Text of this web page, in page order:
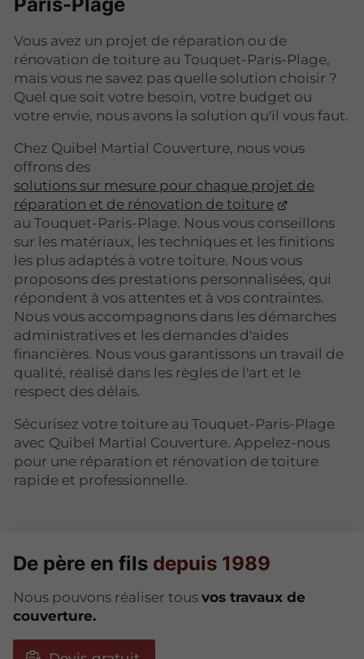
Vous avez un projet de réparation ou de
rénovation de toiture au Touquet-Paris-Plage,
mais vous ne savez pas quelle solution choisir ?
Quel que soit votre besoin, votre budget ou
votre envie, nous avons la solution qu'il vous faut.
Chez Quibel Martial Couverture, nous vous
offrons des
solutions sur mesure pour chaque projet de
réparation et de rénovation de toiture
au Touquet-Paris-Plage. Nous vous conseillons
sur les matériaux, les techniques et les finitions
les plus adaptés à votre toiture. Nous vous
proposons des prestations personnalisées, qui
répondent à vos attentes et à vos contraintes.
Nous vous accompagnons dans les démarches
administratives et les demandes d'aides
financières. Nous vous garantissons un travail de
qualité, réalisé dans les règles de l'art et le
respect des délais.
Sécurisez votre toiture au Touquet-Paris-Plage
avec Quibel Martial Couverture. Appelez-nous
pour une réparation et rénovation de toiture
rapide et professionnelle.
De père en fils depuis 1989
Nous pouvons réaliser tous vos travaux de
couverture.